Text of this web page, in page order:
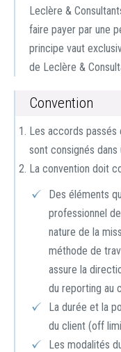
Leclère &
faire payer par une
principe vaut
de Leclère &
Convention
Les accords
sont consignés dans
La convention doit
Des éléments
professionnel
nature de la
méthode de
assure la
du reporting au
La durée et la
du client (off
Les modalités